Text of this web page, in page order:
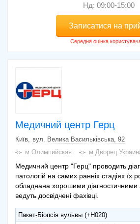
Нд: 09:00-15:00
Записатися на
Медичний центр Герц
Київ
вул. Велика Васильківська, 92
м.Олимпийская
м.Дворец
Медичний центр "Герц" проводить
патологій на самих ранніх стадіях їх
обладнана хорошими
ведуть досвідчені фахівці.
Пакет-Біопсія вульвы (+Н020)